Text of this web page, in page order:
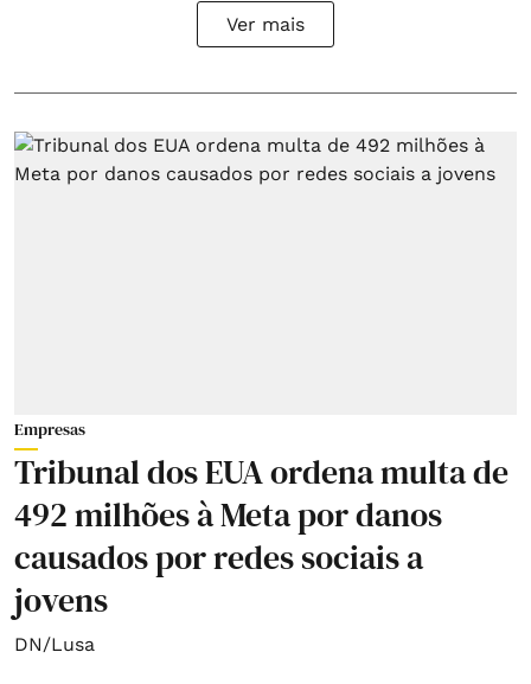
Ver mais
Empresas
Tribunal dos EUA ordena multa de
492 milhões à Meta por danos
causados por redes sociais a
jovens
DN/Lusa